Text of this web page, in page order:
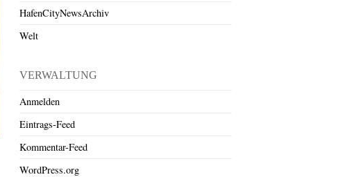
HafenCityNewsArchiv
Welt
VERWALTUNG
Anmelden
Eintrags-Feed
Kommentar-Feed
WordPress.org